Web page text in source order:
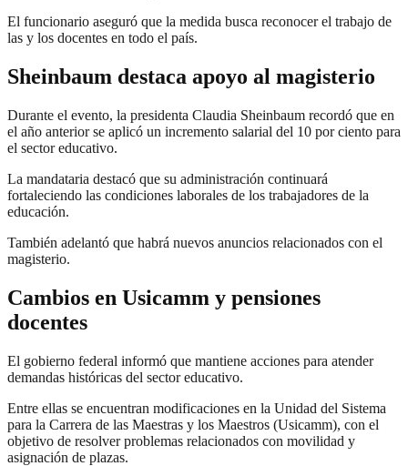
El funcionario aseguró que la medida busca reconocer el trabajo de
las y los docentes en todo el país.
Sheinbaum destaca apoyo al magisterio
Durante el evento, la presidenta Claudia Sheinbaum recordó que en
el año anterior se aplicó un incremento salarial del 10 por ciento para
el sector educativo.
La mandataria destacó que su administración continuará
fortaleciendo las condiciones laborales de los trabajadores de la
educación.
También adelantó que habrá nuevos anuncios relacionados con el
magisterio.
Cambios en Usicamm y pensiones
docentes
El gobierno federal informó que mantiene acciones para atender
demandas históricas del sector educativo.
Entre ellas se encuentran modificaciones en la Unidad del Sistema
para la Carrera de las Maestras y los Maestros (Usicamm), con el
objetivo de resolver problemas relacionados con movilidad y
asignación de plazas.